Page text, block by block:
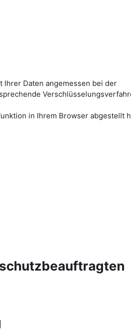
Daten angemessen bei der
in Ihrem Browser abgestellt